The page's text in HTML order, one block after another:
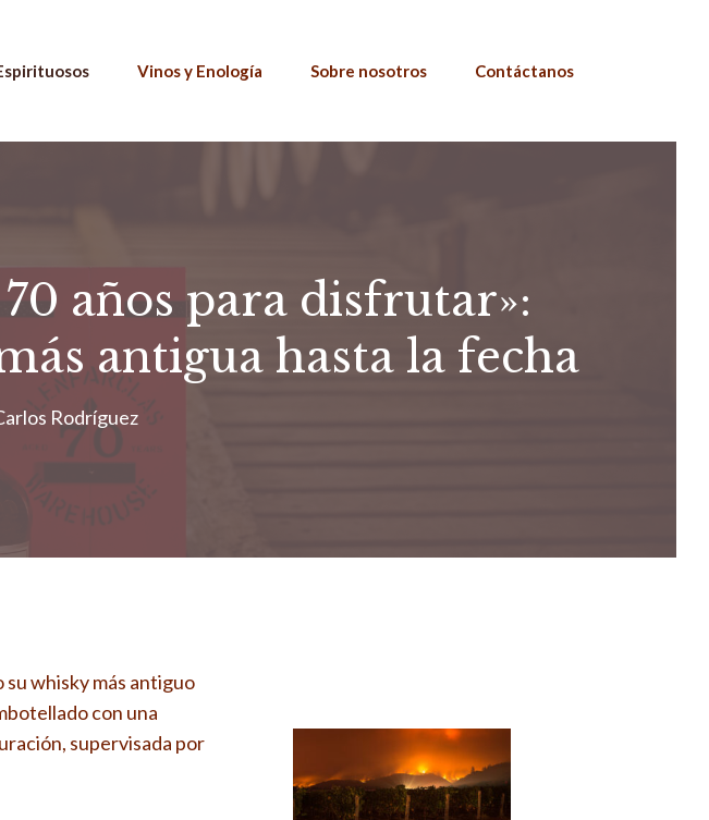
Vinos y Enología Sobre nosotros Contáctanos
años para disfrutar»:
antigua hasta la fecha
Rodríguez
whisky más antiguo
con una
supervisada por